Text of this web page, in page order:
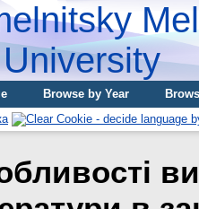
Browse by Year